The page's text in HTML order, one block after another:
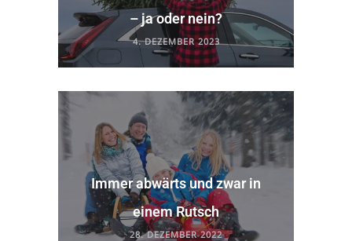
– ja oder nein?
4. DEZEMBER 2023
Immer abwärts und zwar in
einem Rutsch
28. DEZEMBER 2022